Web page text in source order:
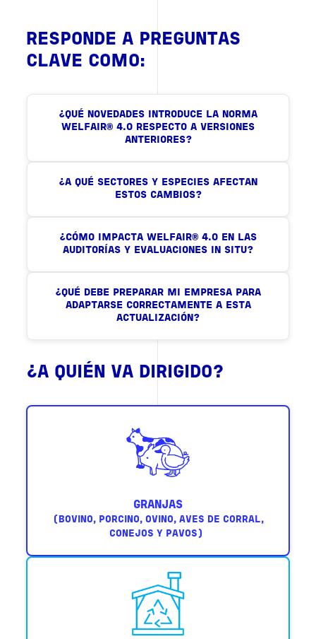
RESPONDE A PREGUNTAS
CLAVE COMO:
¿QUÉ NOVEDADES INTRODUCE LA NORMA
WELFAIR® 4.0 RESPECTO A VERSIONES
ANTERIORES?
¿A QUÉ SECTORES Y ESPECIES AFECTAN
ESTOS CAMBIOS?
¿CÓMO IMPACTA WELFAIR® 4.0 EN LAS
AUDITORÍAS Y EVALUACIONES IN SITU?
¿QUÉ DEBE PREPARAR MI EMPRESA PARA
ADAPTARSE CORRECTAMENTE A ESTA
ACTUALIZACIÓN?
¿A QUIÉN VA DIRIGIDO?
GRANJAS
(BOVINO, PORCINO, OVINO, AVES DE CORRAL,
CONEJOS Y PAVOS)